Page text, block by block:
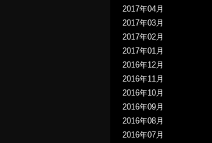
2017年04月
2017年03月
2017年02月
2017年01月
2016年12月
2016年11月
2016年10月
2016年09月
2016年08月
2016年07月